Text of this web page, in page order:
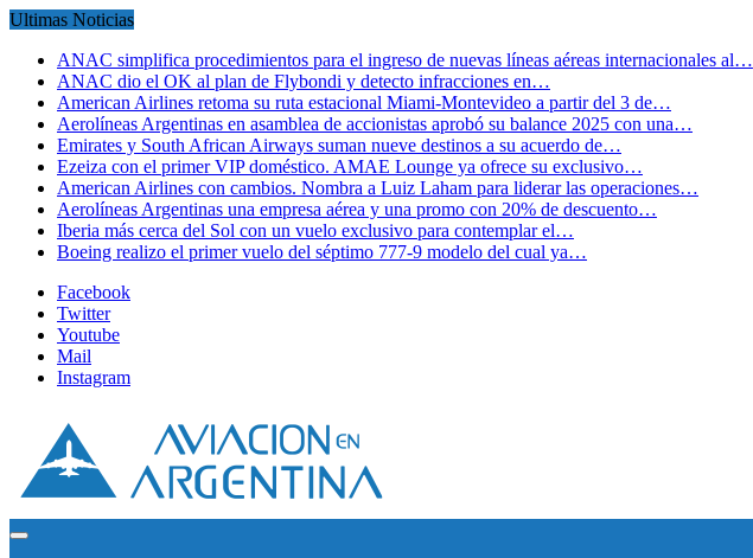
Ultimas Noticias
ANAC simplifica procedimientos para el ingreso de nuevas líneas aéreas internacionales al…
ANAC dio el OK al plan de Flybondi y detecto infracciones en…
American Airlines retoma su ruta estacional Miami-Montevideo a partir del 3 de…
Aerolíneas Argentinas en asamblea de accionistas aprobó su balance 2025 con una…
Emirates y South African Airways suman nueve destinos a su acuerdo de…
Ezeiza con el primer VIP doméstico. AMAE Lounge ya ofrece su exclusivo…
American Airlines con cambios. Nombra a Luiz Laham para liderar las operaciones…
Aerolíneas Argentinas una empresa aérea y una promo con 20% de descuento…
Iberia más cerca del Sol con un vuelo exclusivo para contemplar el…
Boeing realizo el primer vuelo del séptimo 777-9 modelo del cual ya…
Facebook
Twitter
Youtube
Mail
Instagram